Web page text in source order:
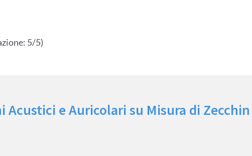
5/5)
Acustici e Auricolari su Misura di